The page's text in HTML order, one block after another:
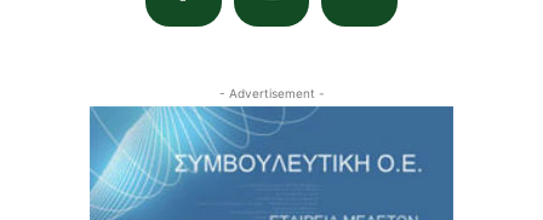
- Advertisement -